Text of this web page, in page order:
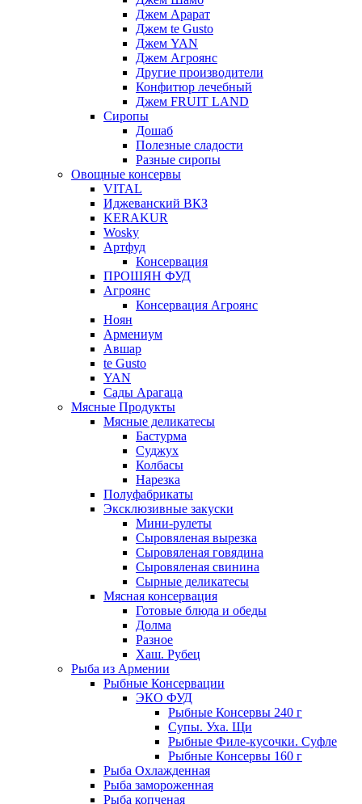
Джем Арарат
Джем te Gusto
Джем YAN
Джем Агроянс
Другие производители
Конфитюр лечебный
Джем FRUIT LAND
Сиропы
Дошаб
Полезные сладости
Разные сиропы
Овощные консервы
VITAL
Иджеванский ВКЗ
KERAKUR
Wosky
Артфуд
Консервация
ПРОШЯН ФУД
Агроянс
Консервация Агроянс
Ноян
Армениум
Авшар
te Gusto
YAN
Сады Арагаца
Мясные Продукты
Мясные деликатесы
Бастурма
Суджух
Колбасы
Нарезка
Полуфабрикаты
Эксклюзивные закуски
Мини-рулеты
Сыровяленая вырезка
Сыровяленая говядина
Сыровяленая свинина
Сырные деликатесы
Мясная консервация
Готовые блюда и обеды
Долма
Разное
Хаш. Рубец
Рыба из Армении
Рыбные Консервации
ЭКО ФУД
Рыбные Консервы 240 г
Супы. Уха. Щи
Рыбные Филе-кусочки. Суфле
Рыбные Консервы 160 г
Рыба Охлажденная
Рыба замороженная
Рыба копченая